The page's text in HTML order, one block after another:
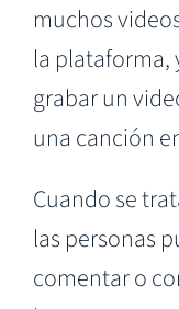
muchos
la plataforma,
grabar un
una canción
Cuando se
las personas
comentar o